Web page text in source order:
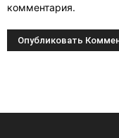
комментария.